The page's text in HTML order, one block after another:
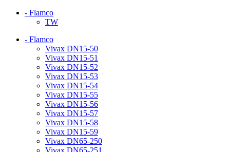
- Flamco
TW
- Flamco
Vivax DN15-50
Vivax DN15-51
Vivax DN15-52
Vivax DN15-53
Vivax DN15-54
Vivax DN15-55
Vivax DN15-56
Vivax DN15-57
Vivax DN15-58
Vivax DN15-59
Vivax DN65-250
Vivax DN65-251